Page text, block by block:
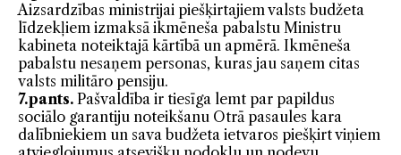
Aizsardzības ministrijai piešķirtajiem valsts budžeta
līdzekļiem izmaksā ikmēneša pabalstu Ministru
kabineta noteiktajā kārtībā un apmērā. Ikmēneša
pabalstu nesaņem personas, kuras jau saņem citas
valsts militāro pensiju.
7.pants. Pašvaldība ir tiesīga lemt par papildus
sociālo garantiju noteikšanu Otrā pasaules kara
dalībniekiem un sava budžeta ietvaros piešķirt viņiem